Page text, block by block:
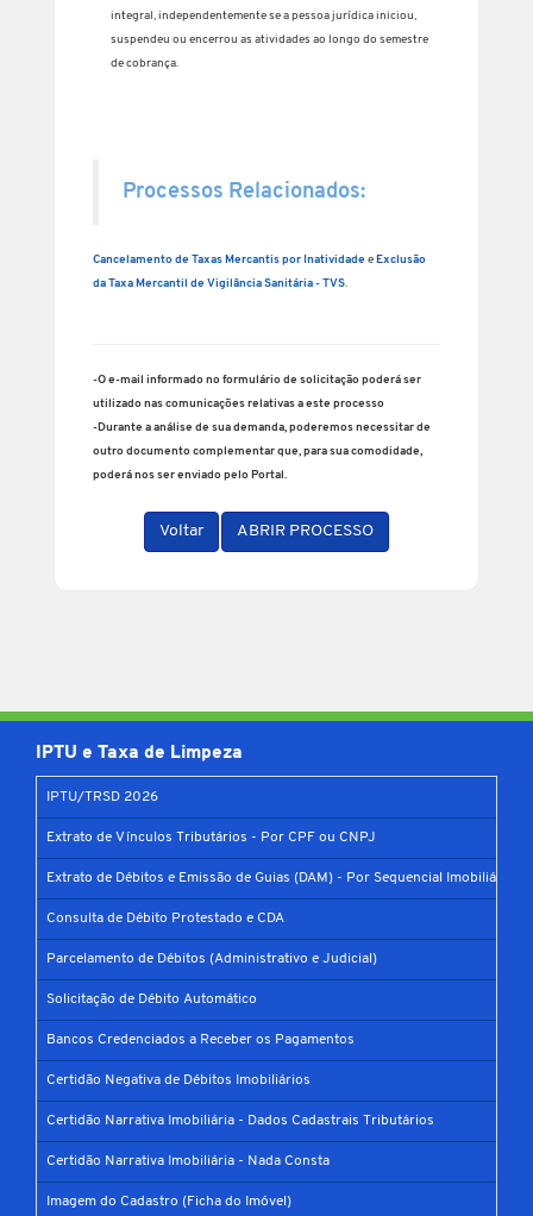
integral, independentemente se a pessoa jurídica iniciou,
suspendeu ou encerrou as atividades ao longo do semestre
de cobrança.
Processos Relacionados:
Cancelamento de Taxas Mercantis por Inatividade e Exclusão
da Taxa Mercantil de Vigilância Sanitária - TVS.
-O e-mail informado no formulário de solicitação poderá ser
utilizado nas comunicações relativas a este processo
-Durante a análise de sua demanda, poderemos necessitar de
outro documento complementar que, para sua comodidade,
poderá nos ser enviado pelo Portal.
Voltar ABRIR PROCESSO
IPTU e Taxa de Limpeza
IPTU/TRSD 2026
Extrato de Vínculos Tributários - Por CPF ou CNPJ
Extrato de Débitos e Emissão de Guias (DAM) - Por Sequencial Imobiliário
Consulta de Débito Protestado e CDA
Parcelamento de Débitos (Administrativo e Judicial)
Solicitação de Débito Automático
Bancos Credenciados a Receber os Pagamentos
Certidão Negativa de Débitos Imobiliários
Certidão Narrativa Imobiliária - Dados Cadastrais Tributários
Certidão Narrativa Imobiliária - Nada Consta
Imagem do Cadastro (Ficha do Imóvel)